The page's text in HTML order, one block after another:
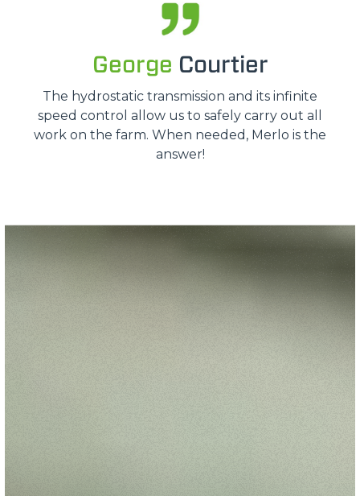
George Courtier
The hydrostatic transmission and its infinite
speed control allow us to safely carry out all
work on the farm. When needed, Merlo is the
answer!